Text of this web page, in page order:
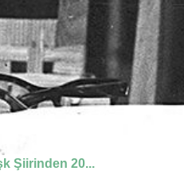
Şiirinden 20...